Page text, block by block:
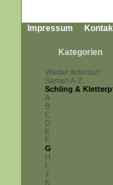
Impressum
Kategorien
Wieder lieferbar!
Samen A-Z
Schling &
A
B
C
D
E
F
G
H
I
J
K